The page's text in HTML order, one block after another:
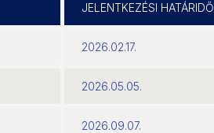
JELENTKEZÉSI HATÁRIDŐ
2026.02.17.
2026.05.05.
2026.09.07.